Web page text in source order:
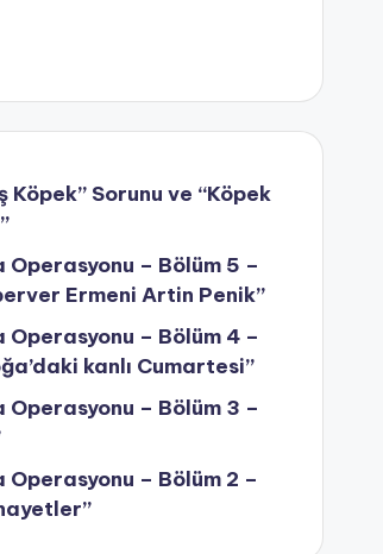
Köpek” Sorunu ve “Köpek
Operasyonu – Bölüm 5 –
Ermeni Artin Penik”
Operasyonu – Bölüm 4 –
kanlı Cumartesi”
Operasyonu – Bölüm 3 –
Operasyonu – Bölüm 2 –